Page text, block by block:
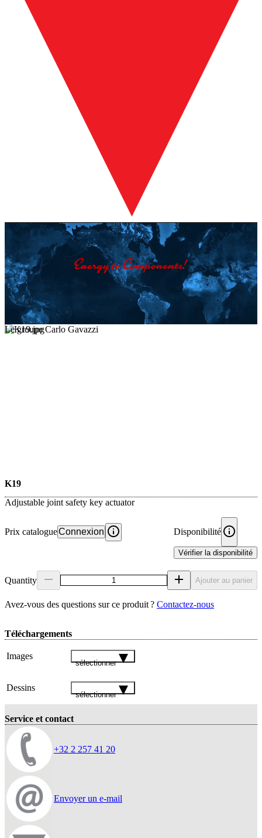
Le groupe Carlo Gavazzi
K19
Adjustable joint safety key actuator
Prix catalogueConnexion Disponibilité
Vérifier la disponibilité
Quantity Ajouter au panier
Avez‑vous des questions sur ce produit ? Contactez‑nous
Téléchargements
Images
sélectionner
Dessins
sélectionner
Service et contact
+32 2 257 41 20
Envoyer un e-mail